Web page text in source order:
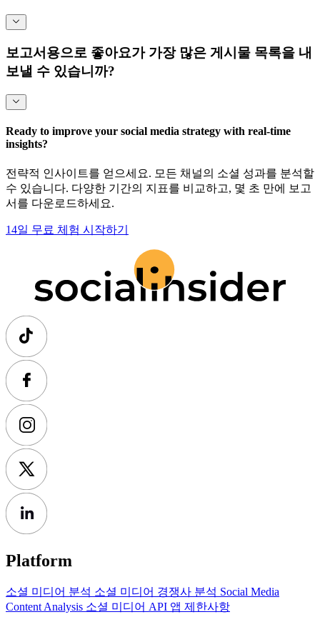
보고서용으로 좋아요가 가장 많은 게시물 목록을 내
보낼 수 있습니까?
Ready to improve your social media strategy with real-time
insights?
전략적 인사이트를 얻으세요. 모든 채널의 소셜 성과를 분석할
수 있습니다. 다양한 기간의 지표를 비교하고, 몇 초 만에 보고
서를 다운로드하세요.
14일 무료 체험 시작하기
Platform
소셜 미디어 분석 소셜 미디어 경쟁사 분석 Social Media
Content Analysis 소셜 미디어 API 앱 제한사항